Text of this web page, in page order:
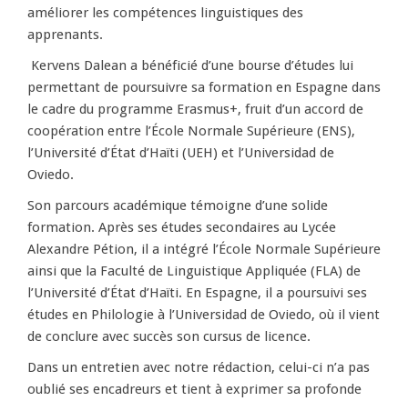
améliorer les compétences linguistiques des
apprenants.
Kervens Dalean a bénéficié d’une bourse d’études lui
permettant de poursuivre sa formation en Espagne dans
le cadre du programme Erasmus+, fruit d’un accord de
coopération entre l’École Normale Supérieure (ENS),
l’Université d’État d’Haïti (UEH) et l’Universidad de
Oviedo.
Son parcours académique témoigne d’une solide
formation. Après ses études secondaires au Lycée
Alexandre Pétion, il a intégré l’École Normale Supérieure
ainsi que la Faculté de Linguistique Appliquée (FLA) de
l’Université d’État d’Haïti. En Espagne, il a poursuivi ses
études en Philologie à l’Universidad de Oviedo, où il vient
de conclure avec succès son cursus de licence.
Dans un entretien avec notre rédaction, celui-ci n’a pas
oublié ses encadreurs et tient à exprimer sa profonde